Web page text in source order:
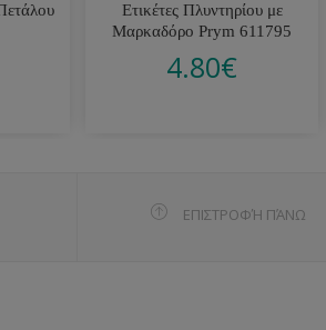
Ετικέτες Πλυντηρίου με
Μαρκαδόρο Prym 611795
4.80€
ΕΠΙΣΤΡΟΦΉ ΠΆΝΩ